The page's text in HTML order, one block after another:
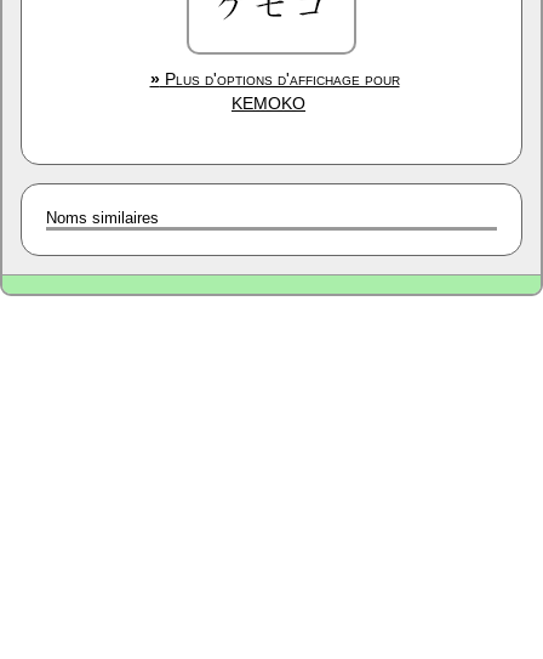
»Plus d'options d'affichage pour
KEMOKO
Noms similaires